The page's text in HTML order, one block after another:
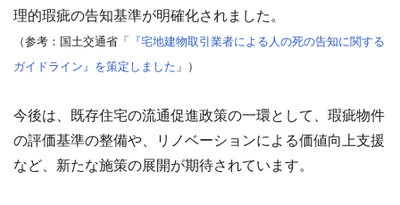
理的瑕疵の告知基準が明確化されました。
（参考：国土交通省「
『宅地建物取引業者による人の死の告知に関する
ガイドライン』を策定しました 」）
今後は、既存住宅の流通促進政策の一環として、瑕疵物件
の評価基準の整備や、リノベーションによる価値向上支援
など、新たな施策の展開が期待されています。